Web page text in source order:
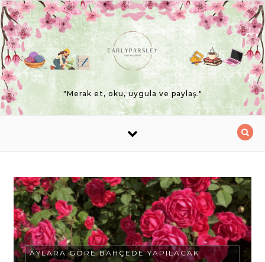
Skip to content
"Merak et, oku, uygula ve paylaş."
AYLARA GÖRE BAHÇEDE YAPILACAK